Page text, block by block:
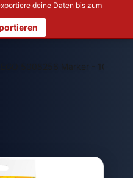
deine Daten bis zum
LEGO 5008256 Marker - 10er-